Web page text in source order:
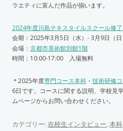
ラエティに富んだ作品が揃います。
2024年度川島テキスタイルスクール修
会期：2025年3月5日（水）- 3月9日（日
会場： 京都市美術館別館1階
時間：10:00-17:00 入場無料
＊2025年度専門コース本科 ・ 技術研修
6日です。コースに関する説明、学校見
ムページからお問い合わせください。
カテゴリー: 在校生インタビュー,本科